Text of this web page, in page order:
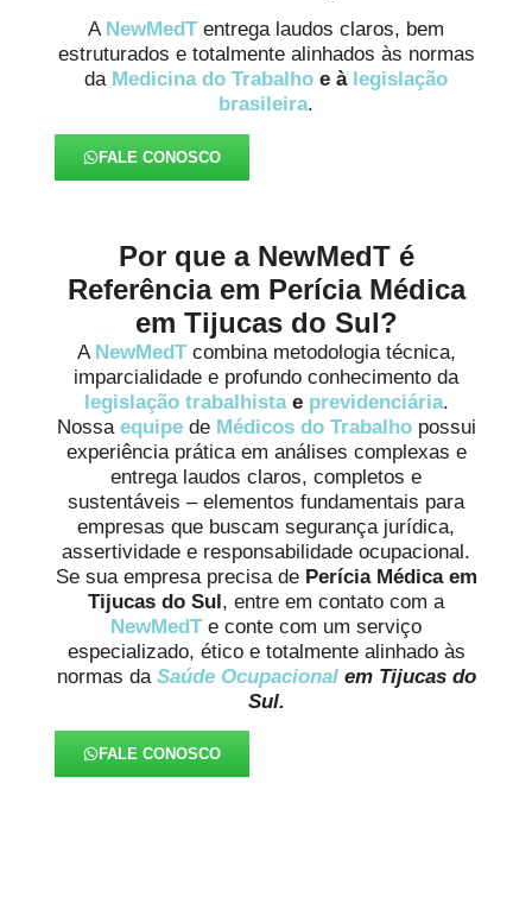
A NewMedT entrega laudos claros, bem
estruturados e totalmente alinhados às normas
da Medicina do Trabalho e à legislação
brasileira.
FALE CONOSCO
Por que a NewMedT é
Referência em Perícia Médica
em Tijucas do Sul?
A NewMedT combina metodologia técnica,
imparcialidade e profundo conhecimento da
legislação trabalhistae previdenciária.
Nossa equipe de Médicos do Trabalhopossui
experiência prática em análises complexas e
entrega laudos claros, completos e
sustentáveis – elementos fundamentais para
empresas que buscam segurança jurídica,
assertividade e responsabilidade ocupacional.
Se sua empresa precisa de Perícia Médica em
Tijucas do Sul, entre em contato com a
NewMedT e conte com um serviço
especializado, ético e totalmente alinhado às
normas da Saúde Ocupacionalem Tijucas do
Sul.
FALE CONOSCO